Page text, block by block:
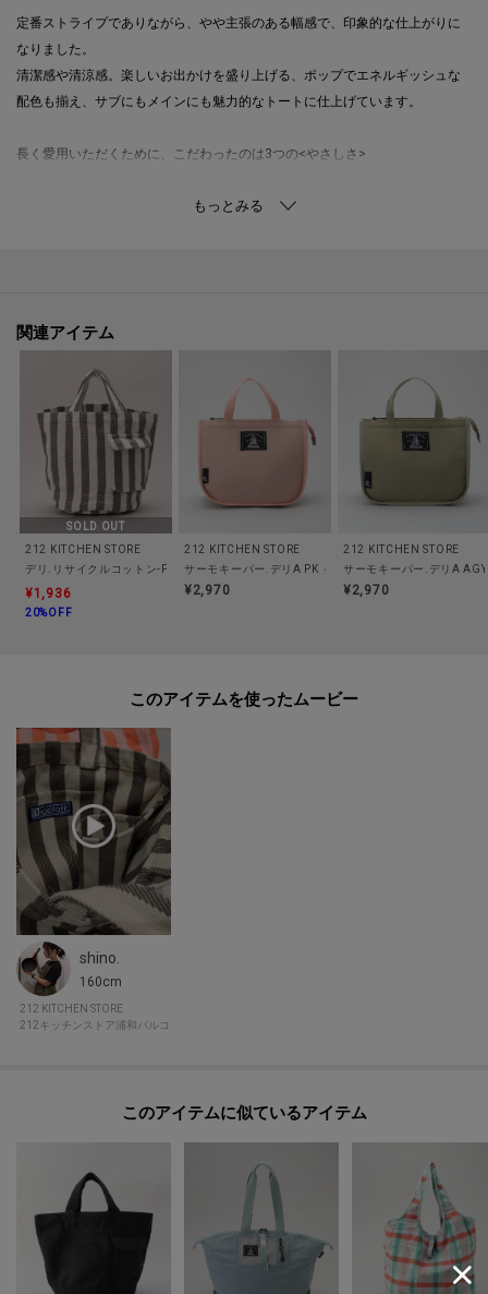
定番ストライプでありながら、やや主張のある幅感で、印象的な仕上がりに
なりました。
清潔感や清涼感。楽しいお出かけを盛り上げる、ポップでエネルギッシュな
配色も揃え、サブにもメインにも魅力的なトートに仕上げています。
長く愛用いただくために、こだわったのは3つの<やさしさ>
Point1：やさしい印象のフォルム
内側には大きめのポケットとボトルホルダー、外側には出し入れ便利なルー
ポケット付き。
中身の整理がしやすく、出し入れしやすいつくりです。
Point3：環境にやさしい素材
リサイクルコットンとは？
裁断工場などで不要になったコットン素材の裁断くずや生地を原料に使用。
そこに一部ポリエステルなどを加えることで強度を増したテキスタイルを使
用しています。
【取り扱い方法】
食洗機/乾燥機:--
電子レンジ:--
オーブン:--
対応熱源:--
耐熱/耐冷温度:--
その他:--
※照明の関係により、実際よりも色味が違って見える場合があります。ま
た、パソコン・スマートフォンなどの環境により、若干製品と画像のカラー
が異なる場合もございます。
関連アイテム
SOLD OUT
212 KITCHEN STORE
デリ.リサイクルコットン-F BL ＜ROOTOTE ルートート＞
¥1,936
20%OFF
212 KITCHEN STORE
サーモキーパー.デリA PK ＜ROOTOTE ルートート＞
¥2,970
212 KITCHEN STORE
¥2,970
このアイテムを使ったムービー
shino.
160cm
212 KITCHEN STORE
212キッチンストア浦和パルコ
このアイテムに似ているアイテム